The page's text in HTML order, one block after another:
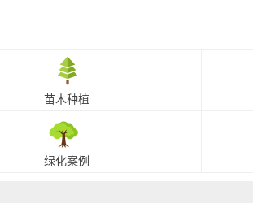
苗木种植
绿化案例